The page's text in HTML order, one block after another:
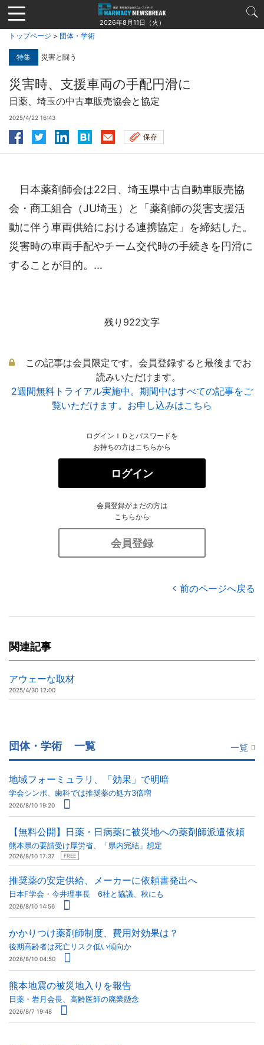
Jump
to
navigation
2026年8月11日（火）
トップページ > 団体・学術
特集 災害と闘う
災害時、支援車両の手配円滑に
日薬、埼玉の中古車販売協会と協定
2025/4/22 16:43
保存
日本薬剤師会は22日、埼玉県中古自動車販売協
会・商工組合（JU埼玉）と「薬剤師の災害支援活
動に伴う車両供給における連携協定」を締結した。
災害時の車両手配やチーム交代時の手続きを円滑に
することが目的。...
残り922文字
この記事は会員限定です。会員登録すると最後までお
読みいただけます。
2週間無料トライアル実施中。期間中はすべての記事をご
覧いただけます。お申し込みはこちら
ログインＩＤとパスワードを
お持ちの方はこちらから
ログイン
会員登録がまだの方は
こちらから
会員登録
前のページへ戻る
関連記事
アウェーな取材
2025/4/30 12:00
団体・学術 一覧 一覧
地域フォーミュラリ、「効果」で明暗
学会シンポ、歯科では推奨薬の処方3倍増
2026/8/10 19:20
【無料公開】日薬・日病薬に被災地への薬剤師派遣依頼
熊本県の要請受け厚労省、「県内完結」想定
2026/8/10 17:37 FREE
推奨薬の安定供給、メーカーに依頼書発出へ
日本F学会・今井理事長 6社と協議、秋にも
2026/8/10 14:56
かかりつけ薬剤師制度、費用対効果は？
後期高齢者は死亡リスク低い傾向か
2026/8/10 04:50
熊本地震の被災地入りを報告
日薬・岩月会長、高齢医師の廃業懸念
2026/8/7 19:48